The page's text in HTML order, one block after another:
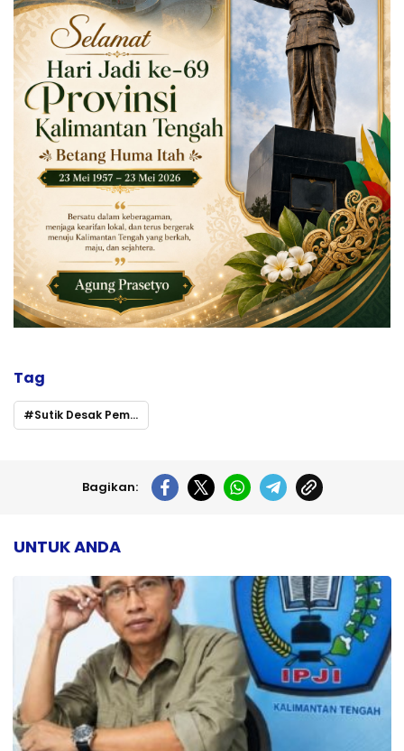
Tag
Sutik Desak Pemprov Kalteng Prioritaskan Peningkatan Kompetensi Guru
Bagikan:
UNTUK ANDA